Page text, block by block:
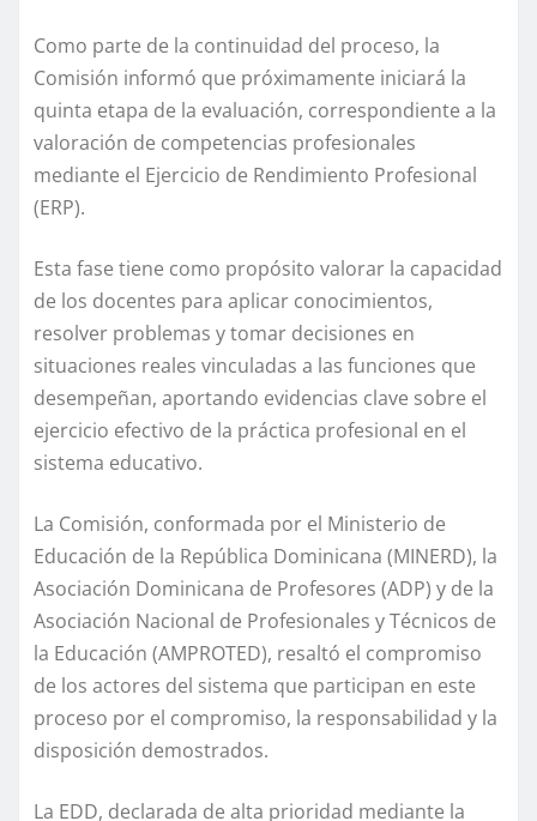
Como parte de la continuidad del proceso, la
Comisión informó que próximamente iniciará la
quinta etapa de la evaluación, correspondiente a la
valoración de competencias profesionales
mediante el Ejercicio de Rendimiento Profesional
(ERP).
Esta fase tiene como propósito valorar la capacidad
de los docentes para aplicar conocimientos,
resolver problemas y tomar decisiones en
situaciones reales vinculadas a las funciones que
desempeñan, aportando evidencias clave sobre el
ejercicio efectivo de la práctica profesional en el
sistema educativo.
La Comisión, conformada por el Ministerio de
Educación de la República Dominicana (MINERD), la
Asociación Dominicana de Profesores (ADP) y de la
Asociación Nacional de Profesionales y Técnicos de
la Educación (AMPROTED), resaltó el compromiso
de los actores del sistema que participan en este
proceso por el compromiso, la responsabilidad y la
disposición demostrados.
La EDD, declarada de alta prioridad mediante la